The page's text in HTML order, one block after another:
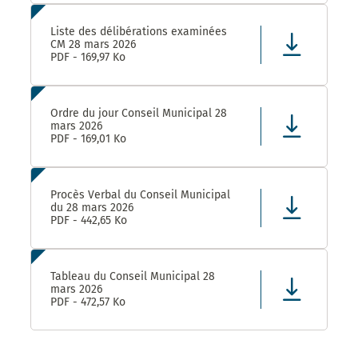
Liste des délibérations examinées
CM 28 mars 2026
PDF - 169,97 Ko
Ordre du jour Conseil Municipal 28
mars 2026
PDF - 169,01 Ko
Procès Verbal du Conseil Municipal
du 28 mars 2026
PDF - 442,65 Ko
Tableau du Conseil Municipal 28
mars 2026
PDF - 472,57 Ko